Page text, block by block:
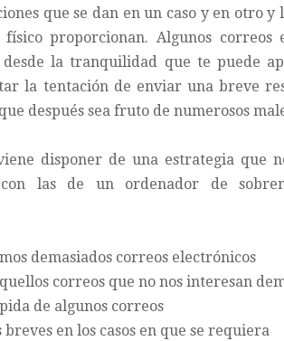
que se dan en un caso y en otro
proporcionan. Algunos correos
desde la tranquilidad que te puede
la tentación de enviar una breve
después sea fruto de numerosos
disponer de una estrategia que
las de un ordenador de
demasiados correos electrónicos
correos que no nos interesan
de algunos correos
breves en los casos en que se requiera